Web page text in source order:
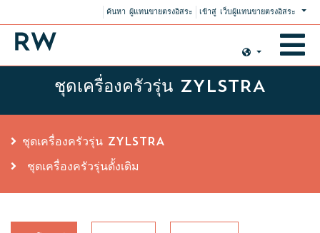
ค้นหา ผู้แทนขายตรงอิสระ เข้าสู่ เว็บผู้แทนขายตรงอิสระ
ชุดเครื่องครัวรุ่น ZYLSTRA
ชุดเครื่องครัวรุ่น ZYLSTRA
ชุดเครื่องครัวรุ่นดั้งเดิม